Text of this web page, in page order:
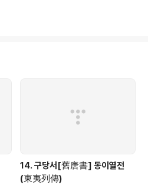
전 세계 수출 순위도 8위에서 6위로 두
14. 구당서[舊唐書] 동이열전
(東夷列傳)